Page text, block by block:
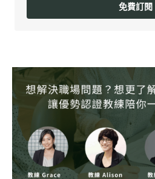
免費訂閱